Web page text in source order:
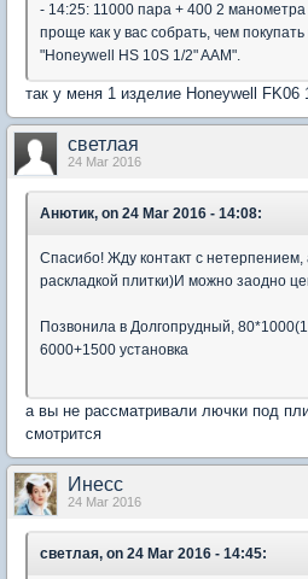
- 14:25: 11000 пара + 400 2
проще как у вас собрать, чем
"Honeywell HS 10S 1/2" AAM".
так у меня 1 изделие Honeywell FK06
светлая
24 Mar 2016
Анютик, on 24 Mar 2016 - 14:08:
Спасибо! Жду контакт с нетерпением,
раскладкой плитки)И можно заодно
Позвонила в Долгопрудный,
6000+1500 установка
а вы не рассматривали лючки под
смотрится
Инесс
24 Mar 2016
светлая, on 24 Mar 2016 - 14:45: